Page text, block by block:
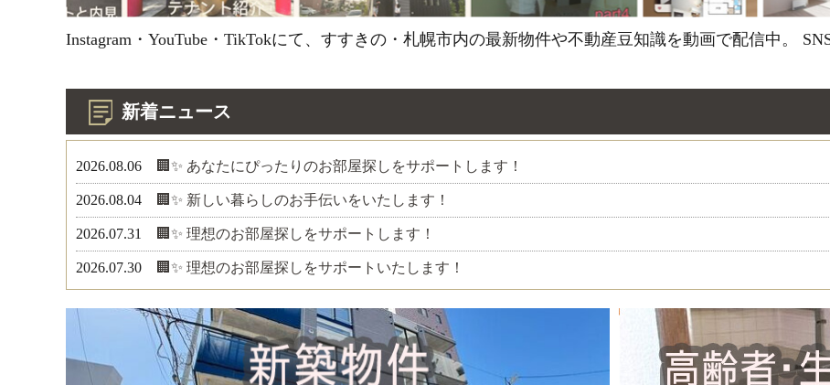
Instagram・YouTube・TikTokにて、すすきの・札幌市内の最新物件や不動産豆知識を動画で配信中。
新着ニュース
2026.08.06 🏢✨ あなたにぴったりのお部屋探しをサポートします！
2026.08.04 🏢✨ 新しい暮らしのお手伝いをいたします！
2026.07.31 🏢✨ 理想のお部屋探しをサポートします！
2026.07.30 🏢✨ 理想のお部屋探しをサポートいたします！